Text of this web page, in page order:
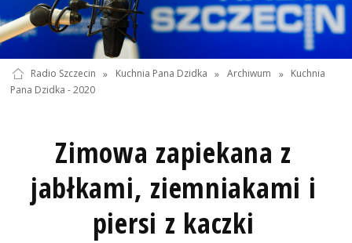
Radio Szczecin » Kuchnia Pana Dzidka » Archiwum » Kuchnia
Pana Dzidka - 2020
Zimowa zapiekana z
jabłkami, ziemniakami i
piersi z kaczki